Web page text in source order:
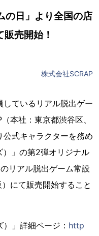
の日」より全国の店
売開始！
株式会社SCRAP
ているリアル脱出ゲー
本社：東京都渋谷区、
式キャラクターを務め
）」の第2弾オリジナル
リアル脱出ゲーム常設
にて販売開始すること
」詳細ページ： http